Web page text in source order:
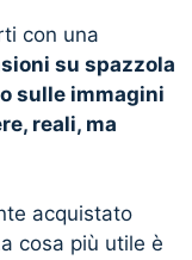
con una
su spazzola
sulle immagini
reali, ma
acquistato
cosa più utile è